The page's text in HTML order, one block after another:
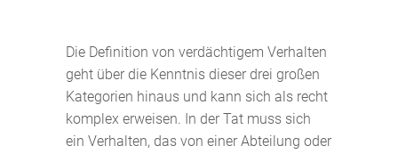
Die Definition von verdächtigem Verhalten
geht über die Kenntnis dieser drei großen
Kategorien hinaus und kann sich als recht
komplex erweisen. In der Tat muss sich
ein Verhalten, das von einer Abteilung oder